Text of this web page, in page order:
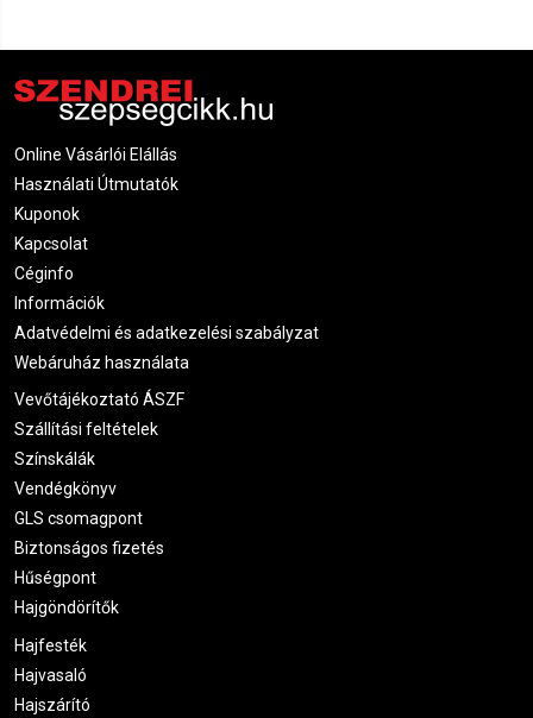
Online Vásárlói Elállás
Használati Útmutatók
Kuponok
Kapcsolat
Céginfo
Információk
Adatvédelmi és adatkezelési szabályzat
Webáruház használata
Vevőtájékoztató ÁSZF
Szállítási feltételek
Színskálák
Vendégkönyv
GLS csomagpont
Biztonságos fizetés
Hűségpont
Hajgöndörítők
Hajfesték
Hajvasaló
Hajszárító